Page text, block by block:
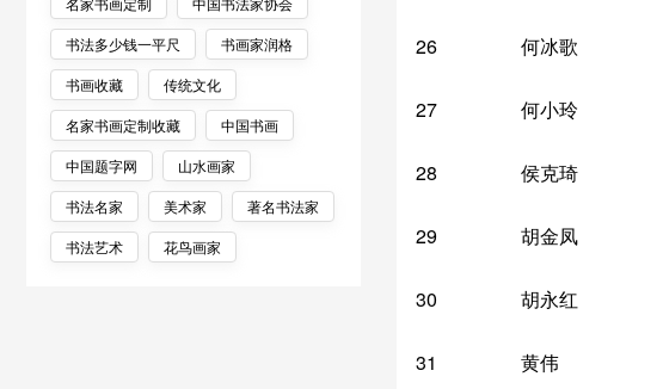
书法多少钱一平尺
书画家润格
书画收藏
传统文化
名家书画定制收藏
中国书画
中国题字网
山水画家
书法名家
美术家
著名书法家
书法艺术
花鸟画家
26 何冰歌
27 何小玲
28 侯克琦
29 胡金凤
30 胡永红
31 黄伟